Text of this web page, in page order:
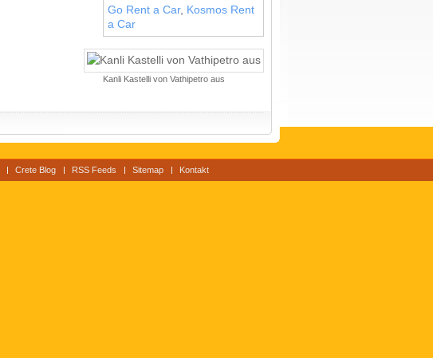
Go Rent a Car, Kosmos Rent
a Car
Kanli Kastelli von Vathipetro aus
Crete Blog RSS Feeds Sitemap Kontakt